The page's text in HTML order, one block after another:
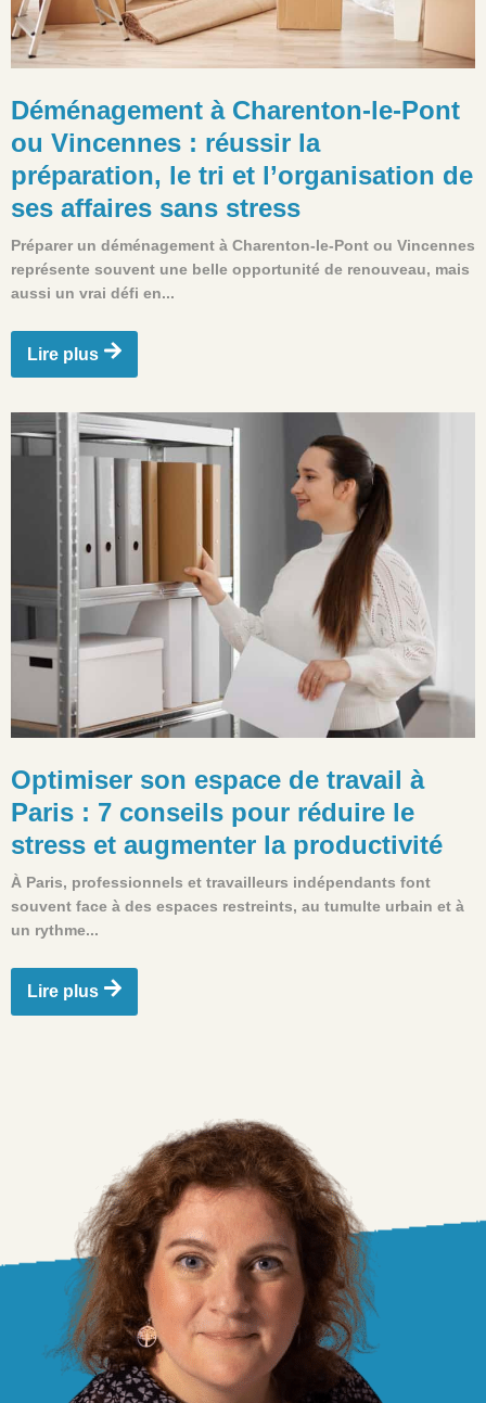
Déménagement à Charenton-le-Pont
ou Vincennes : réussir la
préparation, le tri et l’organisation de
ses affaires sans stress
Préparer un déménagement à Charenton-le-Pont ou Vincennes
représente souvent une belle opportunité de renouveau, mais
aussi un vrai défi en...
Lire plus
Optimiser son espace de travail à
Paris : 7 conseils pour réduire le
stress et augmenter la productivité
À Paris, professionnels et travailleurs indépendants font
souvent face à des espaces restreints, au tumulte urbain et à
un rythme...
Lire plus